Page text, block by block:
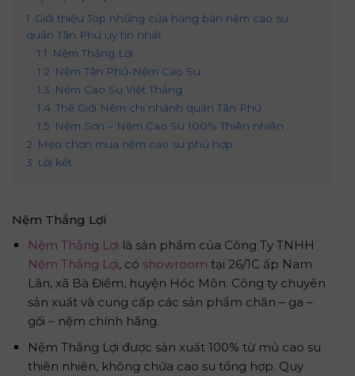
1 Giới thiệu Top những cửa hàng bán nệm cao su
quận Tân Phú uy tín nhất
1.1
Nệm Thắng Lợi
1.2 Nệm Tân Phú-Nệm Cao Su
1.3 Nệm Cao Su Việt Thắng
1.4 Thế Giới Nệm chi nhánh quận Tân Phú
1.5 Nệm Sơn – Nệm Cao Su 100% Thiên nhiên
2 Mẹo chọn mua nệm cao su phù hợp
3 Lời kết
Nệm Thắng Lợi
Nệm Thắng Lợi là sản phẩm của Công Ty TNHH
Nệm Thắng Lợi, có showroom tại 26/1C ấp Nam
Lân, xã Bà Điểm, huyện Hóc Môn. Công ty chuyên
sản xuất và cung cấp các sản phẩm chăn – ga –
gối – nệm chính hãng.
Nệm Thắng Lợi được sản xuất 100% từ mủ cao su
thiên nhiên, không chứa cao su tổng hợp. Quy